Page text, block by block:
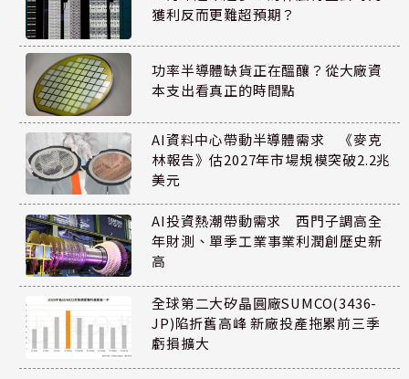
獲利反而更難超預期？
功率半導體缺貨正在醞釀？從大廠資
本支出看真正的時間點
AI資料中心帶動半導體需求 《麥克
林報告》估2027年市場規模突破2.2兆
美元
AI投資熱潮帶動需求 西門子調高全
年財測、單季工業事業利潤創歷史新
高
全球第二大矽晶圓廠SUMCO(3436-
JP)陷折舊高峰 新廠投產拖累前三季
虧損擴大